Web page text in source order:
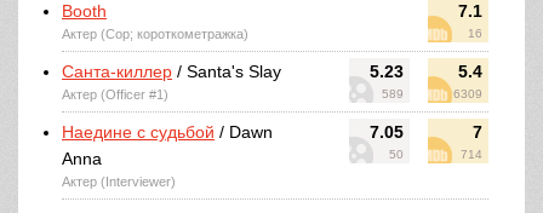
7.1
16
Booth
Актер (Cop; короткометражка)
5.23
589
5.4
6309
Санта-киллер / Santa's Slay
Актер (Officer #1)
7.05
50
7
714
Наедине с судьбой / Dawn
Anna
Актер (Interviewer)